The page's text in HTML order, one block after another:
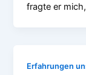
fragte er mich,
Erfahrungen